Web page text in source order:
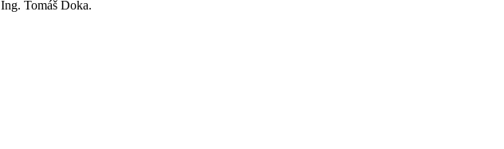
Tomáš Doka.